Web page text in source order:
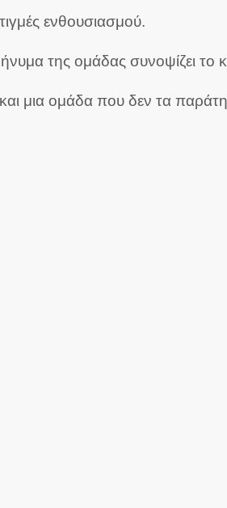
ενθουσιασμού.
της ομάδας συνοψίζει το
μια ομάδα που δεν τα